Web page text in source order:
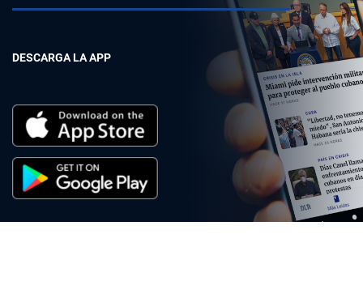
DESCARGA LA APP